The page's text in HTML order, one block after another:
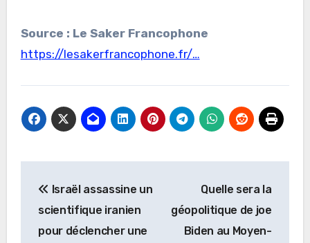
Source : Le Saker Francophone
https://lesakerfrancophone.fr/…
de
l’article
Israël assassine un
scientifique iranien
pour déclencher une
Quelle sera la
géopolitique de joe
Biden au Moyen-